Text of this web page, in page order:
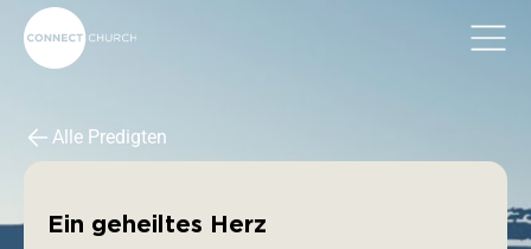
Alle Predigten
Ein geheiltes Herz